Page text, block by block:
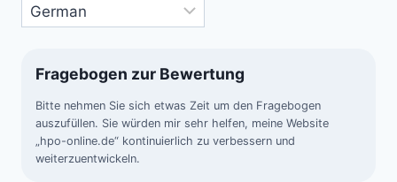
Fragebogen zur Bewertung
Bitte nehmen Sie sich etwas Zeit um den Fragebogen
auszufüllen. Sie würden mir sehr helfen, meine Website
„hpo-online.de“ kontinuierlich zu verbessern und
weiterzuentwickeln.